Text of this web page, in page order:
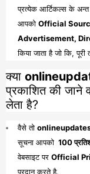
प्रत्येक आर्टिकल्स के
आपको Official
Advertisement,
किया जाता है जो कि, पूरी
क्या
प्रकाशित की जाने
लेता है?
वैसे तो
सूचना आपको 100
वेबसाइट पर Official
प्रदान करते है,